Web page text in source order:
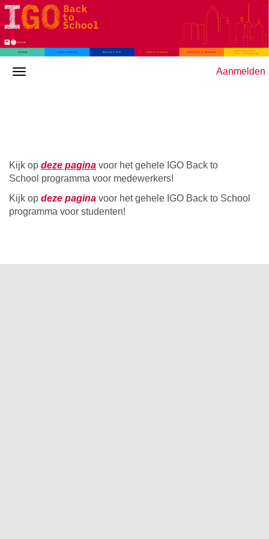
Aanmelden
Kijk op deze pagina voor het gehele IGO Back to
School programma voor medewerkers!
Kijk op deze pagina voor het gehele IGO Back to School
programma voor studenten!